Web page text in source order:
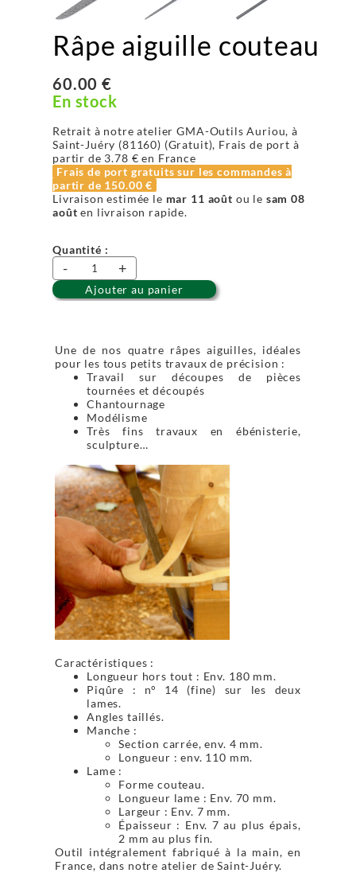
Râpe aiguille couteau
60.00 €
En stock
Retrait à notre atelier GMA-Outils Auriou, à
Saint-Juéry (81160) (Gratuit), Frais de port à
partir de 3.78 € en France
Frais de port gratuits sur les commandes à
partir de 150.00 €
Livraison estimée le mar 11 août ou le sam 08
août en livraison rapide.
Quantité :
- +
Ajouter au panier
Une de nos quatre râpes aiguilles, idéales
pour les tous petits travaux de précision :
Travail sur découpes de pièces
tournées et découpés
Chantournage
Modélisme
Très fins travaux en ébénisterie,
sculpture…
Caractéristiques :
Longueur hors tout : Env. 180 mm.
Piqûre : n° 14 (fine) sur les deux
lames.
Angles taillés.
Manche :
Section carrée, env. 4 mm.
Longueur : env. 110 mm.
Lame :
Forme couteau.
Longueur lame : Env. 70 mm.
Largeur : Env. 7 mm.
Épaisseur : Env. 7 au plus épais,
2 mm au plus fin.
Outil intégralement fabriqué à la main, en
France, dans notre atelier de Saint-Juéry.